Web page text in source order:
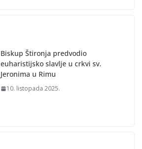
Biskup Štironja predvodio
euharistijsko slavlje u crkvi sv.
Jeronima u Rimu
10. listopada 2025.